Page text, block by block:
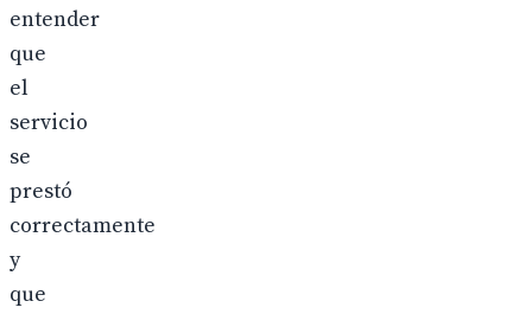
entender
que
el
servicio
se
prestó
correctamente
y
que